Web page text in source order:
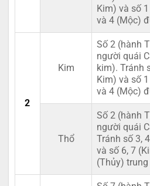
Kim) và số
và 4 (Mộc)
2
Kim
Số 2 (hành
người quái
kim). Tránh
Kim) và số
và 4 (Mộc)
Thổ
Số 2 (hành
người quái
Tránh số 3,
và số 6, 7
(Thủy)